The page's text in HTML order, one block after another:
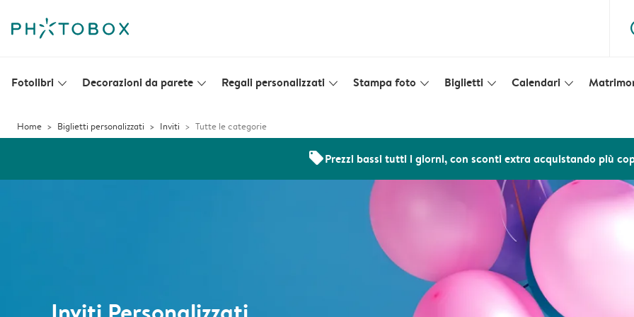
Fotolibri slim_arrow_down Decorazioni da parete slim_arrow_down Regali personalizzati slim_arrow_down Stampa foto slim_arrow_down Biglietti slim_arrow_down Calendari slim_arrow_down
Home Biglietti personalizzati Inviti Tutte le categorie
offersPrezzi bassi tutti i giorni, con sconti extra acquistando più